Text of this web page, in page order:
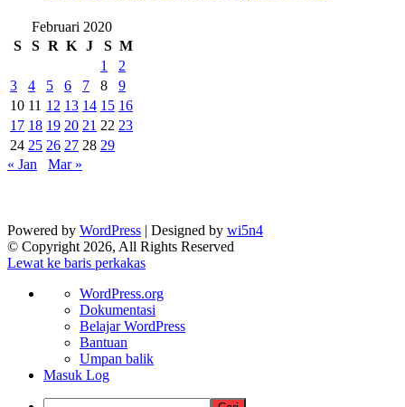
Februari 2020
S
S R K J S M
1
2
3
4 5 6 7 8
9
10 11 12 13 14 15 16
17 18 19 20 21 22 23
24 25 26 27 28 29
« Jan
Mar »
Powered by WordPress | Designed by wi5n4
© Copyright 2026, All Rights Reserved
Lewat ke baris perkakas
Tentang
WordPress
WordPress.org
Dokumentasi
Belajar WordPress
Bantuan
Umpan balik
Masuk Log